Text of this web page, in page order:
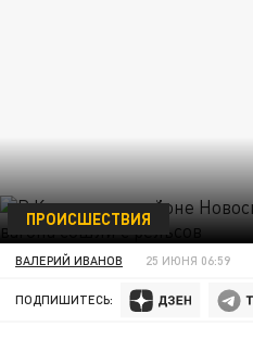
ПРОИСШЕСТВИЯ
ВАЛЕРИЙ ИВАНОВ 25 ИЮНЯ 06:59
ПОДПИШИТЕСЬ: